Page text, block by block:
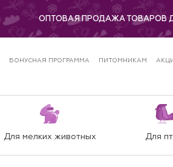
ОПТОВАЯ ПРОДАЖА ТОВАРОВ
БОНУСНАЯ ПРОГРАММА ПИТОМНИКАМ
Для мелких животных Для